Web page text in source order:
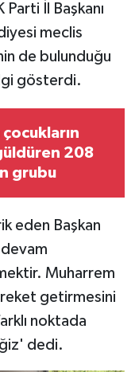
Parti İl Başkanı
meclis
de bulunduğu
gösterdi.
208
grubu
eden Başkan
Muharrem
getirmesini
noktada
dedi.